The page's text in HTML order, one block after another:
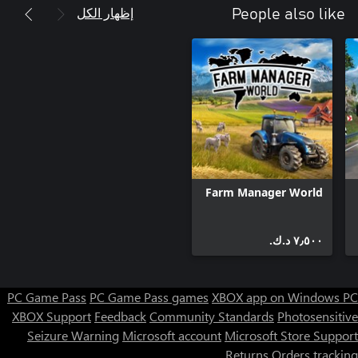
People also like إظهار الكل
Farm Manager World
٧٫٥٠٠ د.ك.‏
PC Game Pass PC Game Pass games XBOX app on Windows PC
XBOX Support FeedbackCommunity Standards Photosensitive
Seizure Warning Microsoft account Microsoft Store Support
Returns Orders tracking